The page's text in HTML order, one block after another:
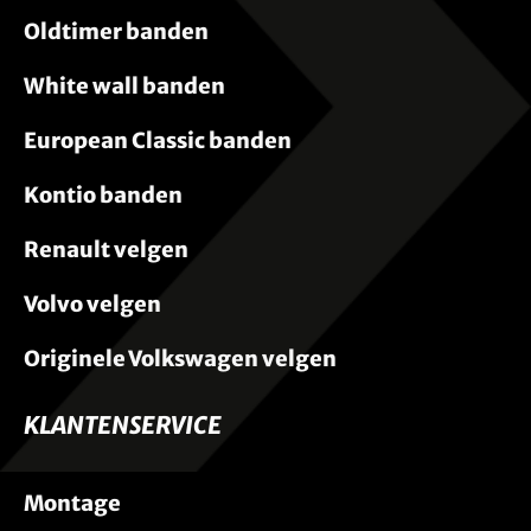
Oldtimer banden
White wall banden
European Classic banden
Kontio banden
Renault velgen
Volvo velgen
Originele Volkswagen velgen
KLANTENSERVICE
Montage